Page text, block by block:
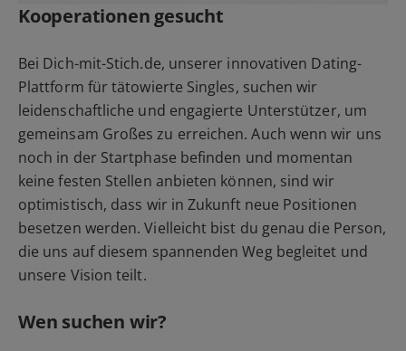
Kooperationen gesucht
Bei Dich-mit-Stich.de, unserer innovativen Dating-
Plattform für tätowierte Singles, suchen wir
leidenschaftliche und engagierte Unterstützer, um
gemeinsam Großes zu erreichen. Auch wenn wir uns
noch in der Startphase befinden und momentan
keine festen Stellen anbieten können, sind wir
optimistisch, dass wir in Zukunft neue Positionen
besetzen werden. Vielleicht bist du genau die Person,
die uns auf diesem spannenden Weg begleitet und
unsere Vision teilt.
Wen suchen wir?